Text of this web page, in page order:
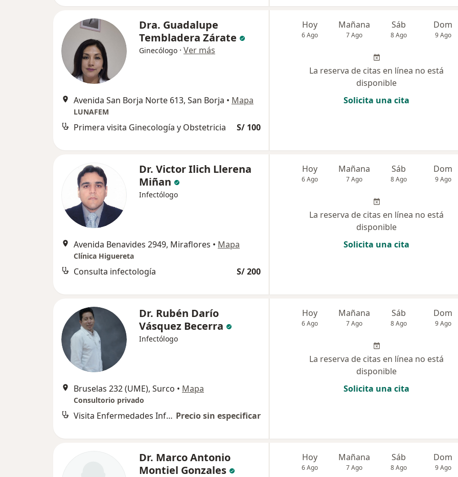
Dra. Guadalupe
Tembladera Zárate
Ginecólogo · Ver más
Avenida San Borja Norte 613, San Borja • Mapa
LUNAFEM
Primera visita Ginecología y Obstetricia S/ 100
Hoy
6 Ago
Mañana
7 Ago
Sáb
8 Ago
Dom
9 Ago
La reserva de citas en línea no está
disponible
Solicita una cita
Dr. Victor Ilich Llerena
Miñan
Infectólogo
Avenida Benavides 2949, Miraflores • Mapa
Clínica Higuereta
Consulta infectología S/ 200
Hoy
6 Ago
Mañana
7 Ago
Sáb
8 Ago
Dom
9 Ago
La reserva de citas en línea no está
disponible
Solicita una cita
Dr. Rubén Darío
Vásquez Becerra
Infectólogo
Bruselas 232 (UME), Surco • Mapa
Consultorio privado
Visita Enfermedades Infecciosas y Tropicales Precio sin especificar
Hoy
6 Ago
Mañana
7 Ago
Sáb
8 Ago
Dom
9 Ago
La reserva de citas en línea no está
disponible
Solicita una cita
Dr. Marco Antonio
Montiel Gonzales
Hoy
6 Ago
Mañana
7 Ago
Sáb
8 Ago
Dom
9 Ago